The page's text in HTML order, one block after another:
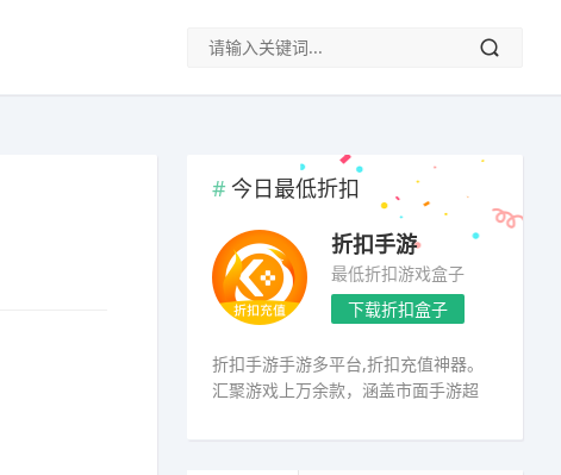
今日最低折扣
折扣手游
最低折扣游戏盒子
下载折扣盒子
折扣手游手游多平台,折扣充值神器。
汇聚游戏上万余款，涵盖市面手游超